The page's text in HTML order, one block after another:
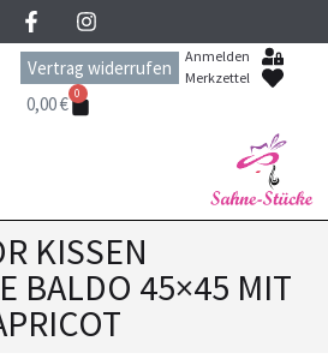
Vertrag widerrufen
Anmelden
Merkzettel
0,00€ 0
KISSEN
BALDO 45×45 MIT